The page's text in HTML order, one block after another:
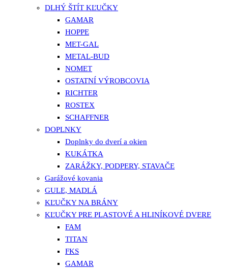
DLHÝ ŠTÍT KĽUČKY
GAMAR
HOPPE
MET-GAL
METAL-BUD
NOMET
OSTATNÍ VÝROBCOVIA
RICHTER
ROSTEX
SCHAFFNER
DOPLNKY
Doplnky do dverí a okien
KUKÁTKA
ZARÁŽKY, PODPERY, STAVAČE
Garážové kovania
GULE, MADLÁ
KĽUČKY NA BRÁNY
KĽUČKY PRE PLASTOVÉ A HLINÍKOVÉ DVERE
FAM
TITAN
FKS
GAMAR